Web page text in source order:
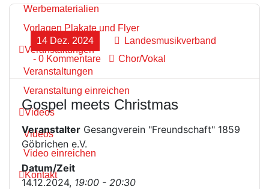
Werbematerialien
Vorlagen Plakate und Flyer
Veranstaltungen
Veranstaltungen
Veranstaltung einreichen
Videos
Videos
Video einreichen
Kontakt
14 Dez. 2024
Landesmusikverband
- 0 Kommentare
Chor/Vokal
Gospel meets Christmas
Veranstalter Gesangverein "Freundschaft" 1859
Göbrichen e.V.
Datum/Zeit
14.12.2024, 19:00 - 20:30